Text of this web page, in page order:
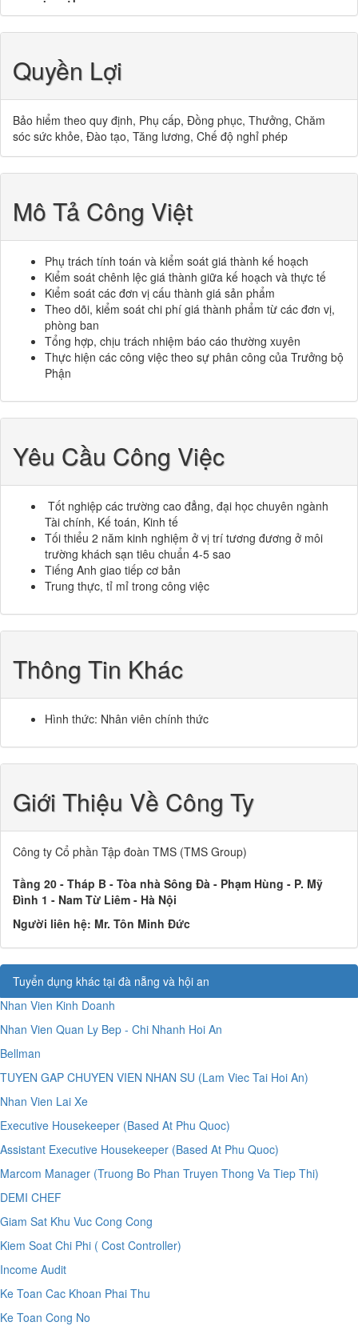
Quyền Lợi
Bảo hiểm theo quy định, Phụ cấp, Đồng phục, Thưởng, Chăm
sóc sức khỏe, Đào tạo, Tăng lương, Chế độ nghỉ phép
Mô Tả Công Việt
Phụ trách tính toán và kiểm soát giá thành kế hoạch
Kiểm soát chênh lệc giá thành giữa kế hoạch và thực tế
Kiểm soát các đơn vị cấu thành giá sản phẩm
Theo dõi, kiểm soát chi phí giá thành phẩm từ các đơn vị,
phòng ban
Tổng hợp, chịu trách nhiệm báo cáo thường xuyên
Thực hiện các công việc theo sự phân công của Trưởng bộ
Phận
Yêu Cầu Công Việc
Tốt nghiệp các trường cao đẳng, đại học chuyên ngành
Tài chính, Kế toán, Kinh tế
Tối thiểu 2 năm kinh nghiệm ở vị trí tương đương ở môi
trường khách sạn tiêu chuẩn 4-5 sao
Tiếng Anh giao tiếp cơ bản
Trung thực, tỉ mỉ trong công việc
Thông Tin Khác
Hình thức: Nhân viên chính thức
Giới Thiệu Về Công Ty
Công ty Cổ phần Tập đoàn TMS (TMS Group)
Tầng 20 - Tháp B - Tòa nhà Sông Đà - Phạm Hùng - P. Mỹ
Đình 1 - Nam Từ Liêm - Hà Nội
Người liên hệ: Mr. Tôn Minh Đức
Tuyển dụng khác tại đà nẵng và hội an
Nhan Vien Kinh Doanh
Nhan Vien Quan Ly Bep - Chi Nhanh Hoi An
Bellman
TUYEN GAP CHUYEN VIEN NHAN SU (Lam Viec Tai Hoi An)
Nhan Vien Lai Xe
Executive Housekeeper (Based At Phu Quoc)
Assistant Executive Housekeeper (Based At Phu Quoc)
Marcom Manager (Truong Bo Phan Truyen Thong Va Tiep Thi)
DEMI CHEF
Giam Sat Khu Vuc Cong Cong
Kiem Soat Chi Phi ( Cost Controller)
Income Audit
Ke Toan Cac Khoan Phai Thu
Ke Toan Cong No